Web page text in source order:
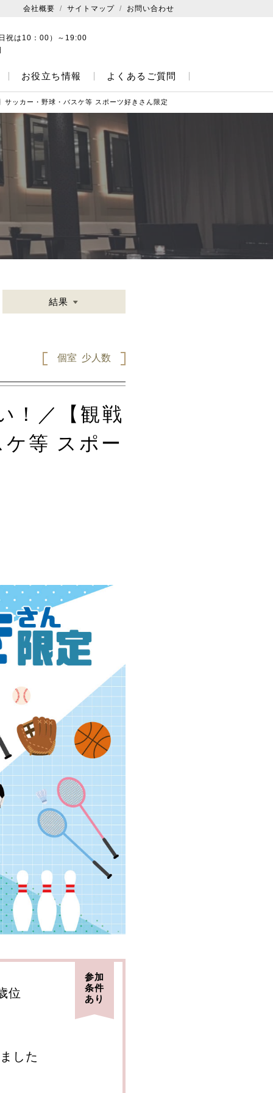
会社概要 サイトマップ お問い合わせ
祝は10：00）～19:00
お役立ち情報 よくあるご質問
ッカー・野球・バスケ等 スポーツ好きさん限定
結果
個室 少人数
！／【観戦
等 スポー
位
参加
条件
あり
した